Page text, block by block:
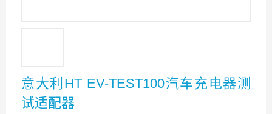
意大利HT EV-TEST100汽车充电器测
试适配器